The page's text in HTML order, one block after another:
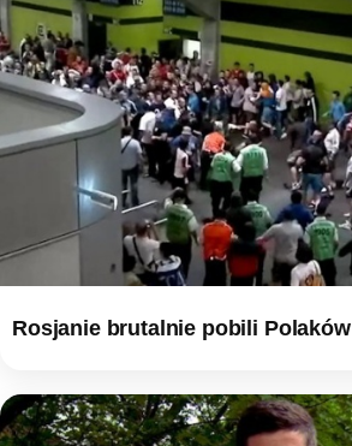
Rosjanie brutalnie pobili Polaków